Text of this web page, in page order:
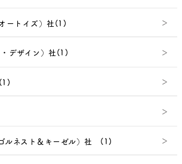
ートイズ）社(1)
デザイン）社(1)
ルネスト＆キーゼル）社 (1)